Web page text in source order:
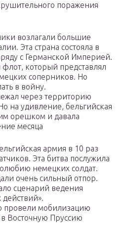
поражения
возлагали большие
Эта страна состояла в
с Германской Империей.
который представлял
соперников. Но
в войну.
через территорию
на удивление, бельгийская
орешком и давала
месяца
армия в 10 раз
Эта битва послужила
немецких солдат.
очень сильный отпор.
сценарий ведения
провели мобилизацию
Восточную Пруссию